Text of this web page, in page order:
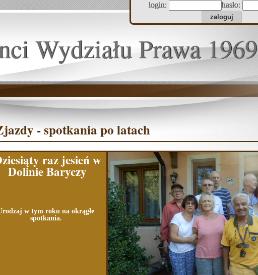
login: hasło:
Wydziału Prawa 1969
- spotkania po latach
raz jesień w
Dolinie Baryczy
w tym roku na okrągłe
spotkania.